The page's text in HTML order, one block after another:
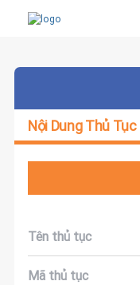
Nội Dung Thủ Tục
Tên thủ tục
Mã thủ tục